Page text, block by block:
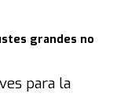
grandes no
para la